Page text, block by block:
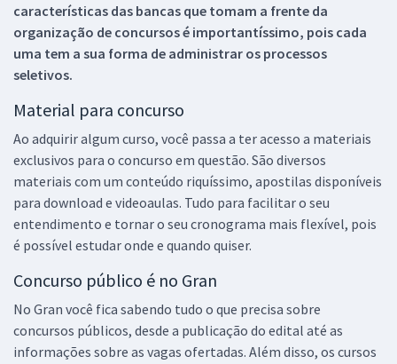
características das bancas que tomam a frente da
organização de concursos é importantíssimo, pois cada
uma tem a sua forma de administrar os processos
seletivos.
Material para concurso
Ao adquirir algum curso, você passa a ter acesso a materiais
exclusivos para o concurso em questão. São diversos
materiais com um conteúdo riquíssimo, apostilas disponíveis
para download e videoaulas. Tudo para facilitar o seu
entendimento e tornar o seu cronograma mais flexível, pois
é possível estudar onde e quando quiser.
Concurso público é no Gran
No Gran você fica sabendo tudo o que precisa sobre
concursos públicos, desde a publicação do edital até as
informações sobre as vagas ofertadas. Além disso, os cursos